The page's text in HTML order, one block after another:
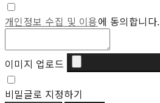
개인정보 수집 및 이용에 동의합니다.
이미지 업로드
비밀글로 지정하기